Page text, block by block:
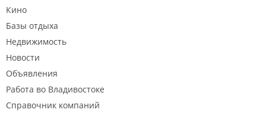
Кино
Базы отдыха
Недвижимость
Новости
Объявления
Работа во Владивостоке
Справочник компаний